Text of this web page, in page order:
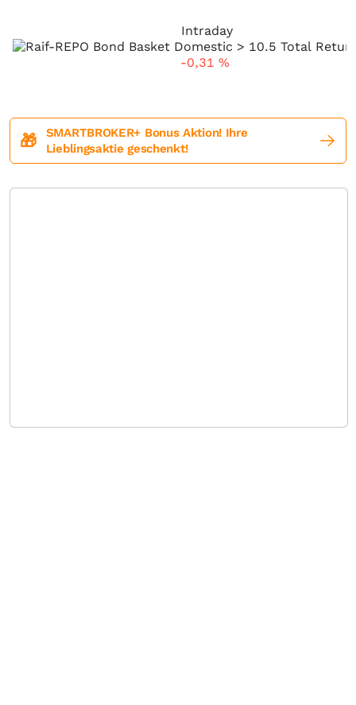
Intraday
-0,31 %
🎁
SMARTBROKER+ Bonus Aktion! Ihre
Lieblingsaktie geschenkt!